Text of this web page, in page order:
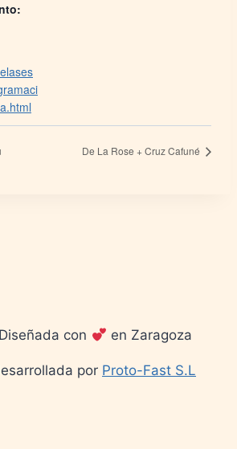
De La Rose + Cruz Cafuné
con en Zaragoza
por Proto-Fast S.L